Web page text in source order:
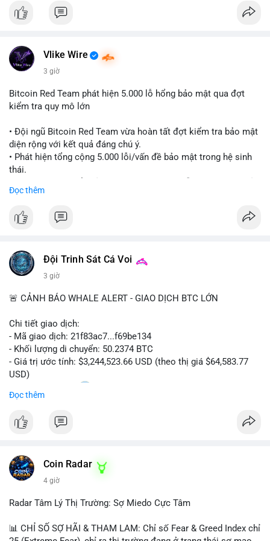
Đánh giá & Khuyến nghị giao dịch: Thị trường đang ở vùng tích
lũy với thanh khoản dồi dào nhưng tâm lý yếu. Nhà đầu tư nên
Chiến lược DCA (trung bình giá) cho các đồng coin chủ chốt
như BTC và ETH có thể được xem xét khi thị trường đang ở
vùng Extreme Fear. Cần theo dõi sát diễn biến TVL và dòng
#extremefear #tvldefi
Vlike Wire
3 giờ
Bitcoin Red Team phát hiện 5.000 lỗ hổng bảo mật qua đợt
kiểm tra quy mô lớn
• Đội ngũ Bitcoin Red Team vừa hoàn tất đợt kiểm tra bảo mật
diện rộng với kết quả đáng chú ý.
• Phát hiện tổng cộng 5.000 lỗi/vấn đề bảo mật trong hệ sinh
thái.
ro bảo mật đang bủa vây người dùng trong giai đoạn này.
#bitcoin #cryptosecurity #btc
#vlikevn #titanbot
📰 Nguồn: Cointelegraph
Đọc thêm
Đội Trinh Sát Cá Voi
3 giờ
🚨 CẢNH BÁO WHALE ALERT - GIAO DỊCH BTC LỚN
Chi tiết giao dịch:
- Mã giao dịch: 21f83ac7...f69be134
- Khối lượng di chuyển: 50.2374 BTC
- Giá trị ước tính: $3,244,523.66 USD (theo thị giá $64,583.77
USD)
- Thời gian: 01:20
Nhận định phân tích: Giao dịch 50.2374 BTC trị giá hơn 3.24
triệu USD được phát hiện trong mempool, chưa được xác
động bán tháo. Tuy nhiên, nếu dòng tiền này hướng về ví sàn
giao dịch tập trung trong các block tiếp theo, áp lực bán ngắn
động giá quanh vùng $64,500.
Lời khuyên: Nhà đầu tư nhỏ lẻ nên theo dõi địa chỉ đích của
Đọc thêm
Coin Radar
4 giờ
Radar Tâm Lý Thị Trường: Sợ Miedo Cực Tâm
📊 CHỈ SỐ SỢ HÃI & THAM LAM: Chỉ số Fear & Greed Index chỉ